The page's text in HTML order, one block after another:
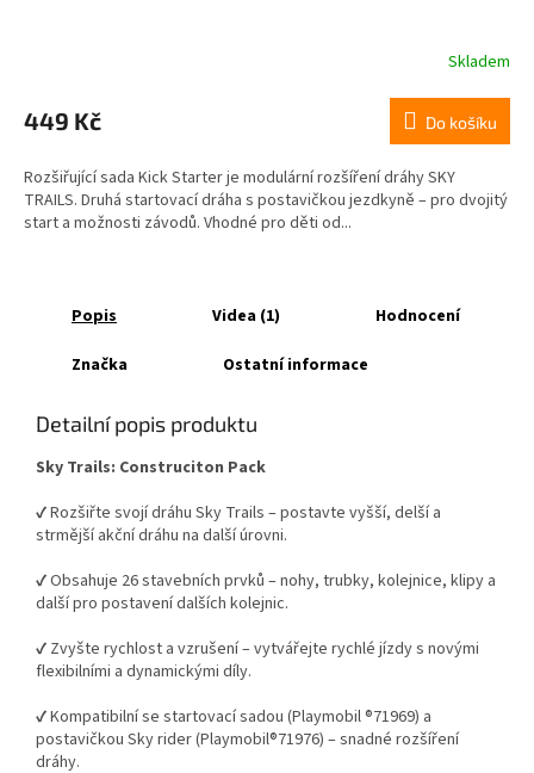
Skladem
449 Kč Do košíku
Rozšiřující sada Kick Starter je modulární rozšíření dráhy SKY
TRAILS. Druhá startovací dráha s postavičkou jezdkyně – pro dvojitý
start a možnosti závodů. Vhodné pro děti od...
Popis Videa (1) Hodnocení
Značka Ostatní informace
Detailní popis produktu
Sky Trails: Construciton Pack
✔ Rozšiřte svojí dráhu Sky Trails – postavte vyšší, delší a
strmější akční dráhu na další úrovni.
✔ Obsahuje 26 stavebních prvků – nohy, trubky, kolejnice, klipy a
další pro postavení dalších kolejnic.
✔ Zvyšte rychlost a vzrušení – vytvářejte rychlé jízdy s novými
flexibilními a dynamickými díly.
✔ Kompatibilní se startovací sadou (Playmobil ®71969) a
postavičkou Sky rider (Playmobil®71976) – snadné rozšíření
dráhy.